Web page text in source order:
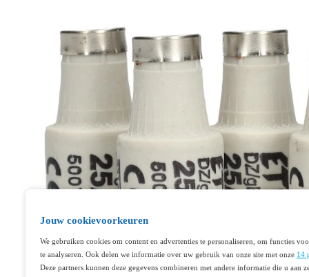
Jouw cookievoorkeuren
We gebruiken cookies om content en advertenties te personaliseren, om functies
te analyseren. Ook delen we informatie over uw gebruik van onze site met onze 14
Deze partners kunnen deze gegevens combineren met andere informatie die u aan